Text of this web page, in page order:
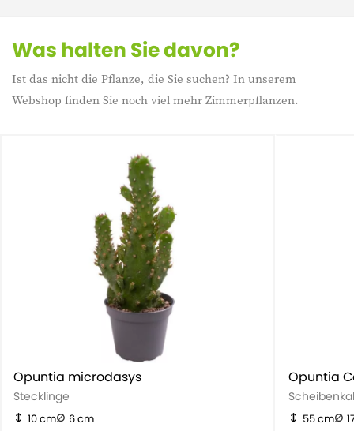
Was halten Sie davon?
Ist das nicht die Pflanze, die Sie suchen? In unserem
Webshop finden Sie noch viel mehr Zimmerpflanzen.
Opuntia microdasys
Stecklinge
10 cm 6 cm
Opuntia
55 cm